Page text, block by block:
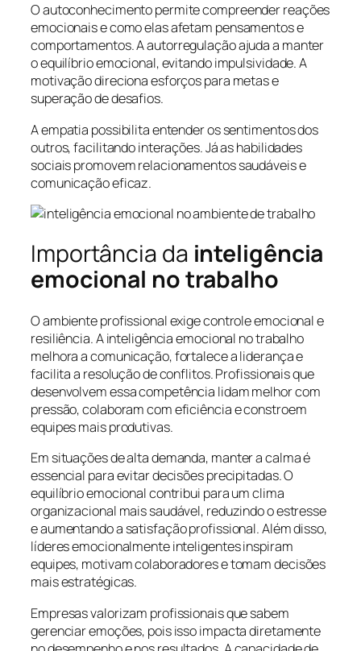
O autoconhecimento permite compreender reações
emocionais e como elas afetam pensamentos e
comportamentos. A autorregulação ajuda a manter
o equilíbrio emocional, evitando impulsividade. A
motivação direciona esforços para metas e
superação de desafios.
A empatia possibilita entender os sentimentos dos
outros, facilitando interações. Já as habilidades
sociais promovem relacionamentos saudáveis e
comunicação eficaz.
Importância da inteligência
emocional no trabalho
O ambiente profissional exige controle emocional e
resiliência. A inteligência emocional no trabalho
melhora a comunicação, fortalece a liderança e
facilita a resolução de conflitos. Profissionais que
desenvolvem essa competência lidam melhor com
pressão, colaboram com eficiência e constroem
equipes mais produtivas.
Em situações de alta demanda, manter a calma é
essencial para evitar decisões precipitadas. O
equilíbrio emocional contribui para um clima
organizacional mais saudável, reduzindo o estresse
e aumentando a satisfação profissional. Além disso,
líderes emocionalmente inteligentes inspiram
equipes, motivam colaboradores e tomam decisões
mais estratégicas.
Empresas valorizam profissionais que sabem
gerenciar emoções, pois isso impacta diretamente